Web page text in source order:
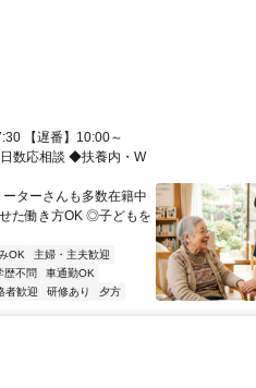
【遅番】10:00～
数応相談 ◆扶養内・W
ターさんも多数在籍中
た働き方OK ◎子どもを
OK
主婦・主夫歓迎
歴不問
車通勤OK
者歓迎 研修あり 夕方